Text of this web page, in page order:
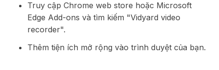
Truy cập Chrome web store hoặc Microsoft
Edge Add-ons và tìm kiếm "Vidyard video
recorder".
Thêm tiện ích mở rộng vào trình duyệt của bạn.